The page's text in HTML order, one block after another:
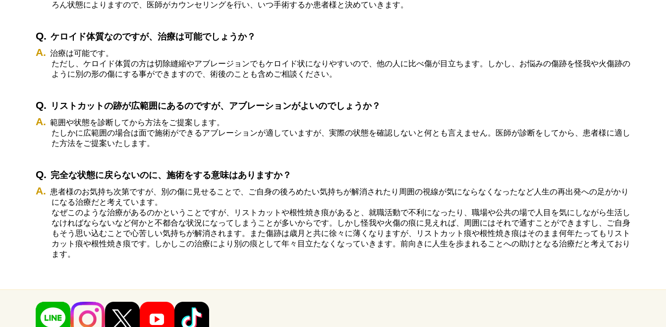
ろん状態によりますので、医師がカウンセリングを行い、いつ手術するか患者様と決めていきます。
ケロイド体質なのですが、治療は可能でしょうか？
治療は可能です。
ただし、ケロイド体質の方は切除縫縮やアブレージョンでもケロイド状になりやすいので、他の人に比べ傷が目立ちます。しかし、お悩みの傷跡を怪我や火傷跡の
ように別の形の傷にする事ができますので、術後のことも含めご相談ください。
リストカットの跡が広範囲にあるのですが、アブレーションがよいのでしょうか？
範囲や状態を診断してから方法をご提案します。
たしかに広範囲の場合は面で施術ができるアブレーションが適していますが、実際の状態を確認しないと何とも言えません。医師が診断をしてから、患者様に適し
た方法をご提案いたします。
完全な状態に戻らないのに、施術をする意味はありますか？
患者様のお気持ち次第ですが、別の傷に見せることで、ご自身の後ろめたい気持ちが解消されたり周囲の視線が気にならなくなったなど人生の再出発への足がかり
になる治療だと考えています。
なぜこのような治療があるのかということですが、リストカットや根性焼き痕があると、就職活動で不利になったり、職場や公共の場で人目を気にしながら生活し
なければならないなど何かと不都合な状況になってしまうことが多いからです。しかし怪我や火傷の痕に見えれば、周囲にはそれで通すことができますし、ご自身
もそう思い込むことで心苦しい気持ちが解消されます。また傷跡は歳月と共に徐々に薄くなりますが、リストカット痕や根性焼き痕はそのまま何年たってもリスト
カット痕や根性焼き痕です。しかしこの治療により別の痕として年々目立たなくなっていきます。前向きに人生を歩まれることへの助けとなる治療だと考えており
ます。